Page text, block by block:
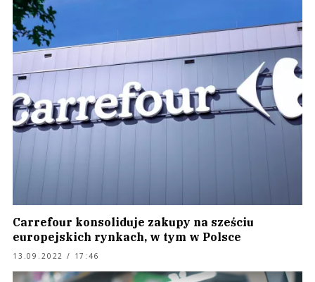
Carrefour konsoliduje zakupy na sześciu
europejskich rynkach, w tym w Polsce
13.09.2022 / 17:46